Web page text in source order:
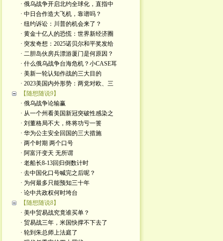
· 俄乌战争开启北约全球化，直指中
· 中日合作造大飞机，靠谱吗？
· 纽约诉讼：川普的机会来了？
· 黄金十亿人的恐慌：世界新经济圈
· 突发奇想：2025诺贝尔和平奖发给
· 二胆岛伙房兵漂游厦门是何原因？
· 什么俄乌战争台海危机？小CASE耳
· 美新一轮认知作战的三大目的
· 2023美国内外形势：两党对欧、三
【随想随说9】
· 俄乌战争论输赢
· 从一个州看美国新冠突破性感染之
· 刘董格局不大，终将功亏一篑
· 华为公主安全回国的三大措施
· 两个时期 两个口号
· 阿富汗变天 无所谓
· 老船长8-13回归倒数计时
· 去中国化口号喊完之后呢？
· 为何最多只能预知三十年
· 论中共政权何时垮台
【随想随说8】
· 美中贸易战究竟谁买单？
· 贸易战三年，米国快撑不下去了
· 轮到朱总师上法庭了